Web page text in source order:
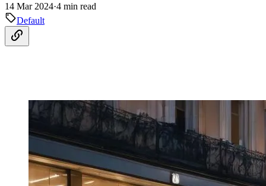
14 Mar 2024·4 min read
Default